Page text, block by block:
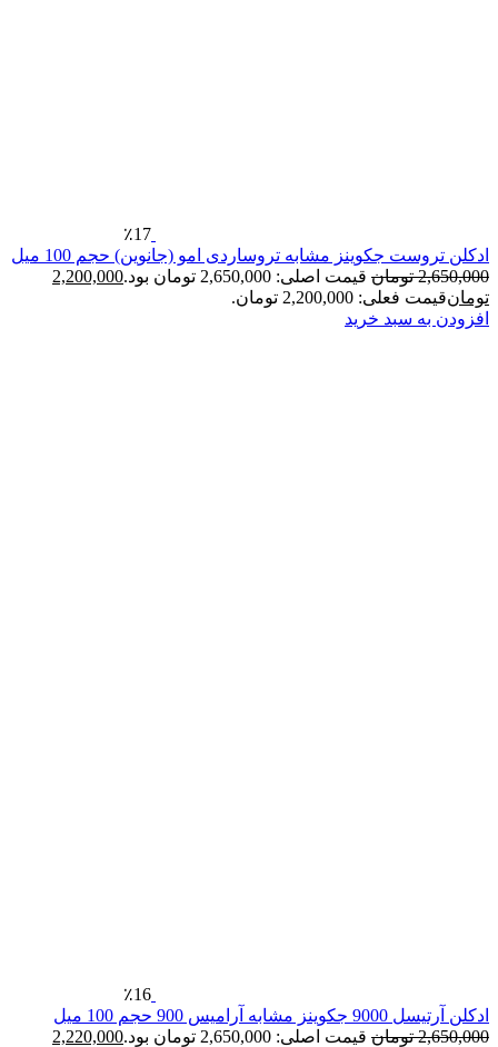
جکوینز مشابه تروساردی امو (جانوین) حجم 100 میل
تومان قیمت اصلی: 2,650,000 تومان بود.
2,200,000
2,200,000 تومان.
سبد خرید
900 حجم 100 میل
تومان قیمت اصلی: 2,650,000 تومان بود.
2,220,000